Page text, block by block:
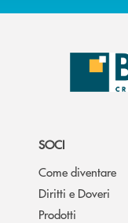
SOCI
Come diventare
Diritti e Doveri
Prodotti